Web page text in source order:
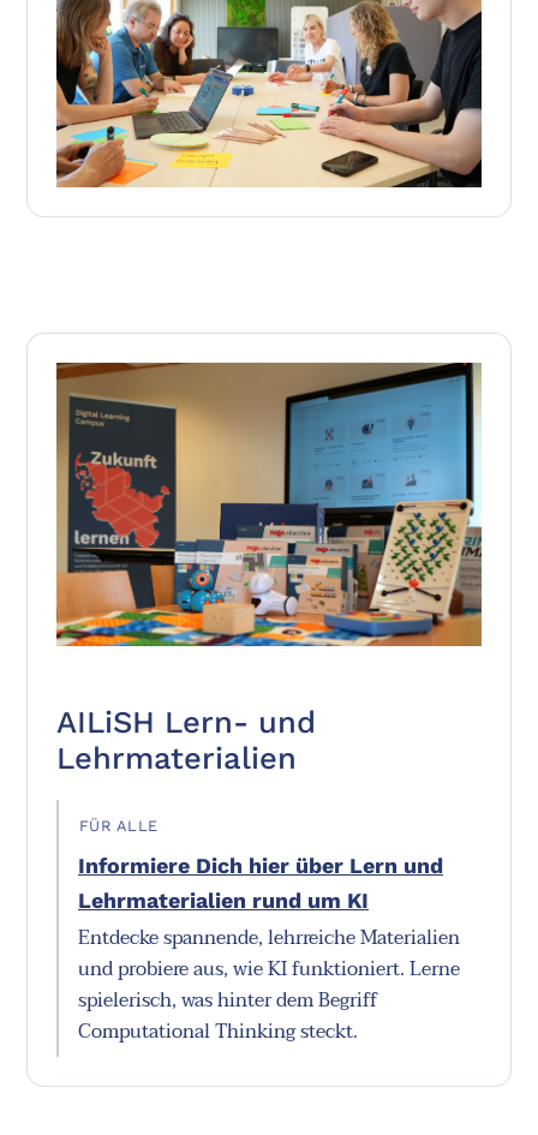
AILiSH Lern- und
Lehrmaterialien
FÜR ALLE
Informiere Dich hier über Lern und
Lehrmaterialien rund um KI
Entdecke spannende, lehrreiche Materialien
und probiere aus, wie KI funktioniert. Lerne
spielerisch, was hinter dem Begriff
Computational Thinking steckt.